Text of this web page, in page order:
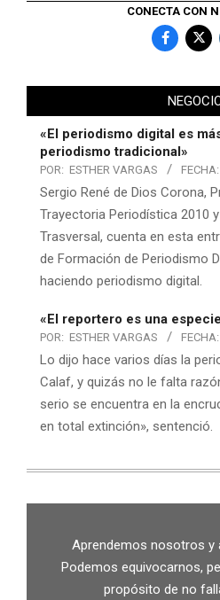
CONECTA CON
«El periodismo digital es
periodismo tradicional»
POR: ESTHER VARGAS FECHA:
Sergio René de Dios Corona,
Trayectoria Periodística 2010
Trasversal, cuenta en esta
de Formación de Periodismo
haciendo periodismo digital.
«El reportero es una
POR: ESTHER VARGAS FECHA:
Lo dijo hace varios días la
Calaf, y quizás no le falta
serio se encuentra en la
en total extinción», sentenció.
Aprendemos nosotros y
Podemos equivocarnos,
propósito de no